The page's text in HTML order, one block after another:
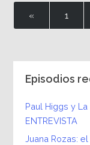
« 1
Episodios
Paul Higgs y
ENTREVISTA
Juana Rozas: